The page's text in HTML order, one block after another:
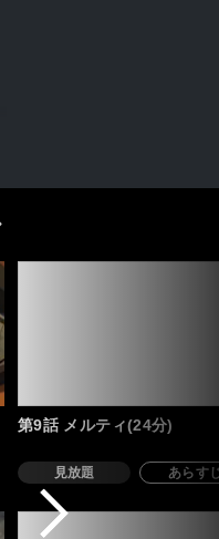
第9話 メルティ(24分)
見放題 あらす